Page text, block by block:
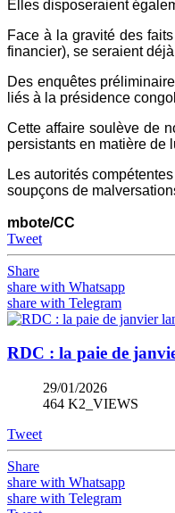
Elles disposeraient
Face à la gravité des
financier), se seraient
Des enquêtes
liés à la présidence
Cette affaire soulève de
persistants en matière de
Les autorités
soupçons de
mbote/CC
Tweet
Share
share with Whatsapp
share with Telegram
RDC : la paie de
29/01/2026
464 K2_VIEWS
Tweet
Share
share with Whatsapp
share with Telegram